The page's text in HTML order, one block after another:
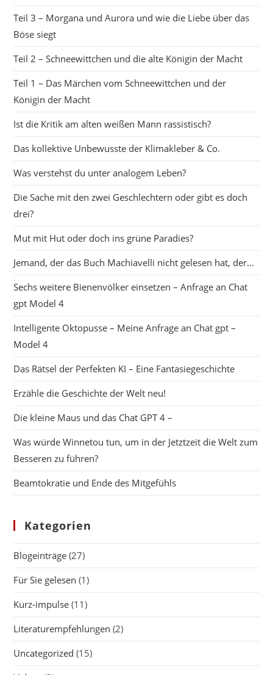
Teil 3 – Morgana und Aurora und wie die Liebe über das
Böse siegt
Teil 2 – Schneewittchen und die alte Königin der Macht
Teil 1 – Das Märchen vom Schneewittchen und der
Königin der Macht
Ist die Kritik am alten weißen Mann rassistisch?
Das kollektive Unbewusste der Klimakleber & Co.
Was verstehst du unter analogem Leben?
Die Sache mit den zwei Geschlechtern oder gibt es doch
drei?
Mut mit Hut oder doch ins grüne Paradies?
Jemand, der das Buch Machiavelli nicht gelesen hat, der…
Sechs weitere Bienenvölker einsetzen – Anfrage an Chat
gpt Model 4
Intelligente Oktopusse – Meine Anfrage an Chat gpt –
Model 4
Das Rätsel der Perfekten KI – Eine Fantasiegeschichte
Erzähle die Geschichte der Welt neu!
Die kleine Maus und das Chat GPT 4 –
Was würde Winnetou tun, um in der Jetztzeit die Welt zum
Besseren zu führen?
Beamtokratie und Ende des Mitgefühls
Kategorien
Blogeinträge (27)
Für Sie gelesen (1)
Kurz-impulse (11)
Literaturempfehlungen (2)
Uncategorized (15)